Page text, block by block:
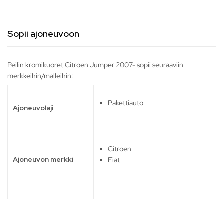
Sopii ajoneuvoon
Peilin kromikuoret Citroen Jumper 2007- sopii seuraaviin
merkkeihin/malleihin:
Ajoneuvolaji
Pakettiauto
Ajoneuvon merkki
Citroen
Fiat